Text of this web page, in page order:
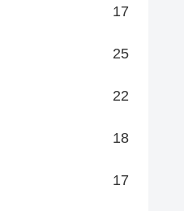
17
25
22
18
17